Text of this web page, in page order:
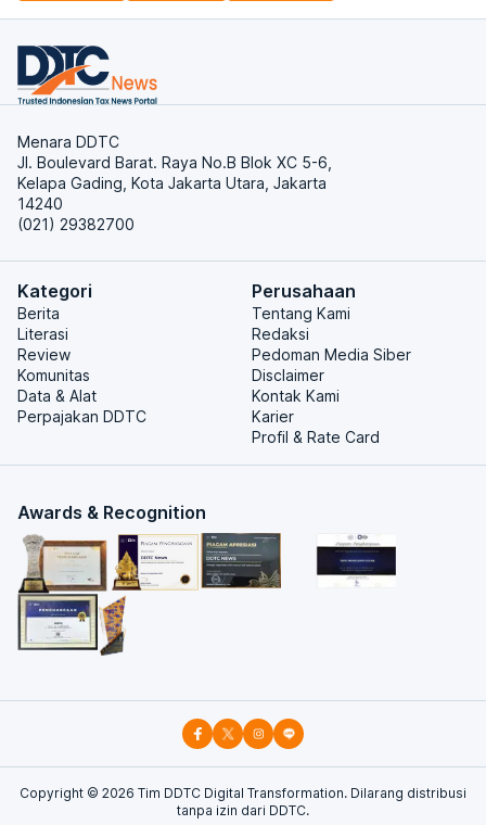
Menara DDTC
Jl. Boulevard Barat. Raya No.B Blok XC 5-6,
Kelapa Gading, Kota Jakarta Utara, Jakarta
14240
(021) 29382700
Kategori
Berita
Literasi
Review
Komunitas
Data & Alat
Perpajakan DDTC
Perusahaan
Tentang Kami
Redaksi
Pedoman Media Siber
Disclaimer
Kontak Kami
Karier
Profil & Rate Card
Awards & Recognition
Copyright © 2026 Tim DDTC Digital Transformation. Dilarang distribusi
tanpa izin dari DDTC.